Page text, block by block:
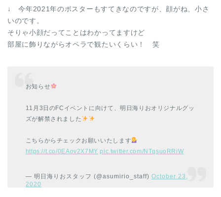
↓ 今年2021年のポスターもすてきなのですが、顔がね、小さ
いのです。
そりゃ小顔だってことはわかってますけど
部屋に飾りながらオペラで観たいくらい！ 笑
お知らせ
11月3日のFCイベントに向けて、明日海りおオリジナルグッ
ズが解禁されました
こちらからチェックお願いいたします
https://t.co/0EAov2X7MY pic.twitter.com/NTqsuoRRiW
— 明日海りおスタッフ (@asumirio_staff) October 23,
2020